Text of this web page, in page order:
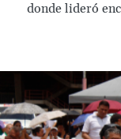
donde lideró